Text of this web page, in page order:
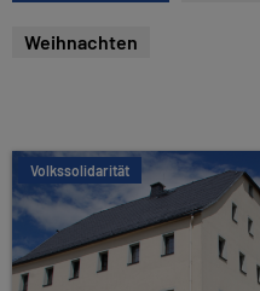
Weihnachten
Volkssolidarität